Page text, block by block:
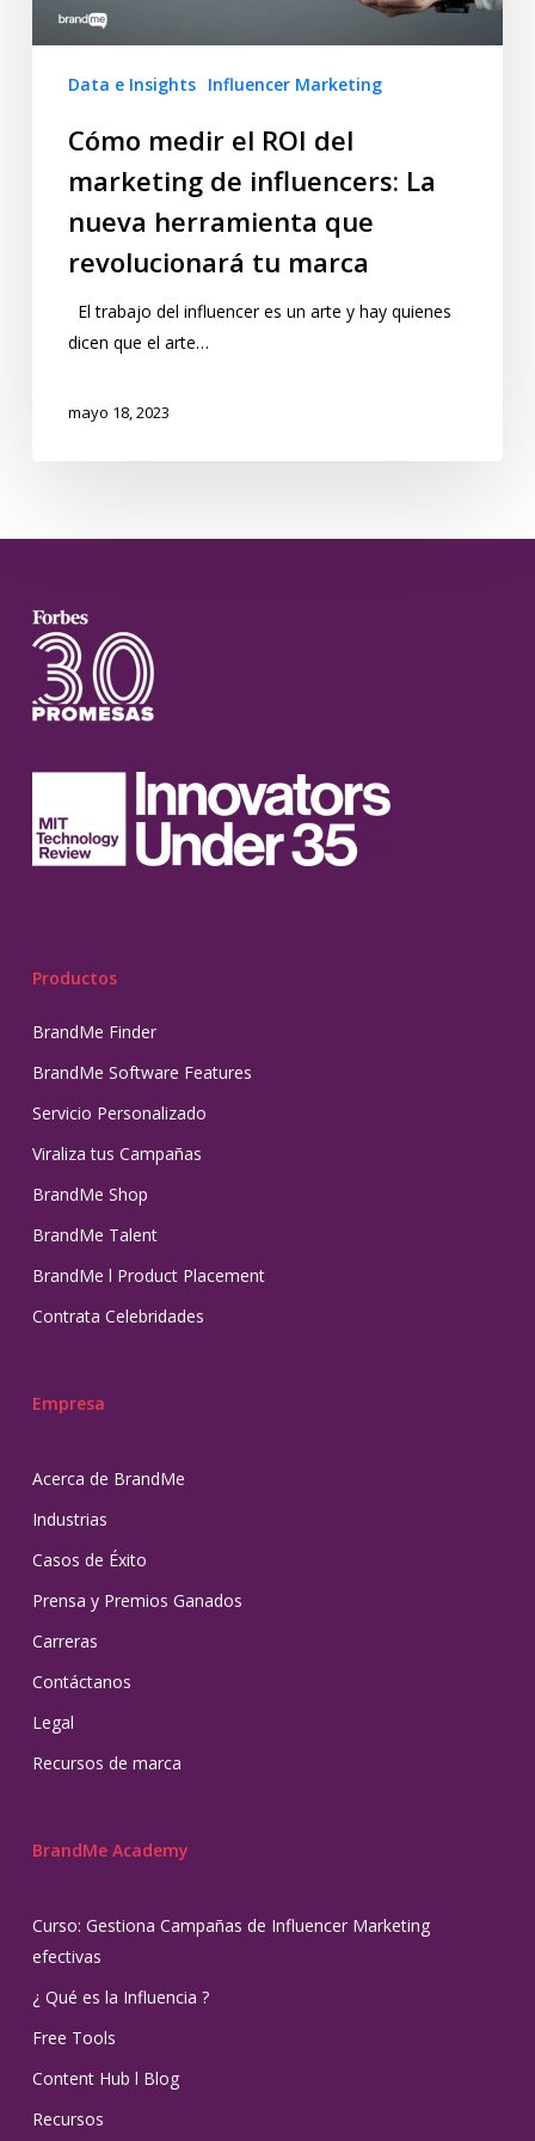
Data e Insights Influencer Marketing
Cómo medir el ROI del
marketing de influencers: La
nueva herramienta que
revolucionará tu marca
El trabajo del influencer es un arte y hay quienes
dicen que el arte…
mayo 18, 2023
Productos
BrandMe Finder
BrandMe Software Features
Servicio Personalizado
Viraliza tus Campañas
BrandMe Shop
BrandMe Talent
BrandMe l Product Placement
Contrata Celebridades
Empresa
Acerca de BrandMe
Industrias
Casos de Éxito
Prensa y Premios Ganados
Carreras
Contáctanos
Legal
Recursos de marca
BrandMe Academy
Curso: Gestiona Campañas de Influencer Marketing
efectivas
¿ Qué es la Influencia ?
Free Tools
Content Hub l Blog
Recursos